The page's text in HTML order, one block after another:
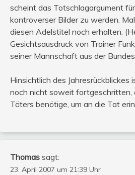
scheint das Totschlagargument
kontroverser Bilder zu werden.
diesen Adelstitel noch erhalten.
Gesichtsausdruck von Trainer
seiner Mannschaft aus der
Hinsichtlich des Jahresrückblickes
noch nicht soweit fortgeschritten,
Täters benötige, um an die Tat
Thomas sagt:
23. April 2007 um 21:39 Uhr